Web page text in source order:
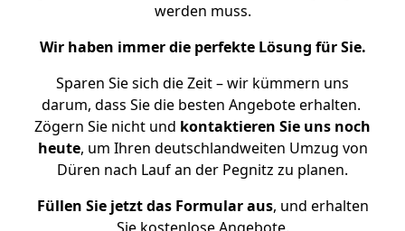
werden muss.
Wir haben immer die perfekte Lösung für Sie.
Sparen Sie sich die Zeit – wir kümmern uns
darum, dass Sie die besten Angebote erhalten.
Zögern Sie nicht und kontaktieren Sie uns noch
heute, um Ihren deutschlandweiten Umzug von
Düren nach Lauf an der Pegnitz zu planen.
Füllen Sie jetzt das Formular aus, und erhalten